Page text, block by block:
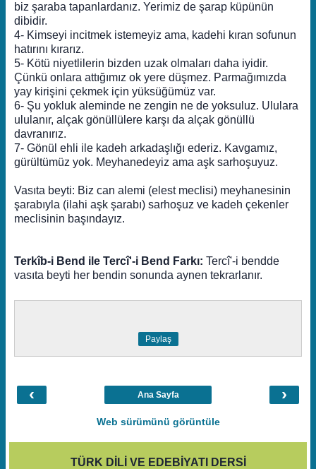
biz şaraba tapanlardanız. Yerimiz de şarap küpünün
dibidir.
4- Kimseyi incitmek istemeyiz ama, kadehi kıran sofunun
hatırını kırarız.
5- Kötü niyetlilerin bizden uzak olmaları daha iyidir.
Çünkü onlara attığımız ok yere düşmez. Parmağımızda
yay kirişini çekmek için yüksüğümüz var.
6- Şu yokluk aleminde ne zengin ne de yoksuluz. Ululara
ululanır, alçak gönüllülere karşı da alçak gönüllü
davranırız.
7- Gönül ehli ile kadeh arkadaşlığı ederiz. Kavgamız,
gürültümüz yok. Meyhanedeyiz ama aşk sarhoşuyuz.
Vasıta beyti: Biz can alemi (elest meclisi) meyhanesinin
şarabıyla (ilahi aşk şarabı) sarhoşuz ve kadeh çekenler
meclisinin başındayız.
Terkîb-i Bend ile Tercî'-i Bend Farkı: Tercî'-i bendde
vasıta beyti her bendin sonunda aynen tekrarlanır.
Paylaş
‹ ›
Ana Sayfa
Web sürümünü görüntüle
TÜRK DİLİ VE EDEBİYATI DERSİ